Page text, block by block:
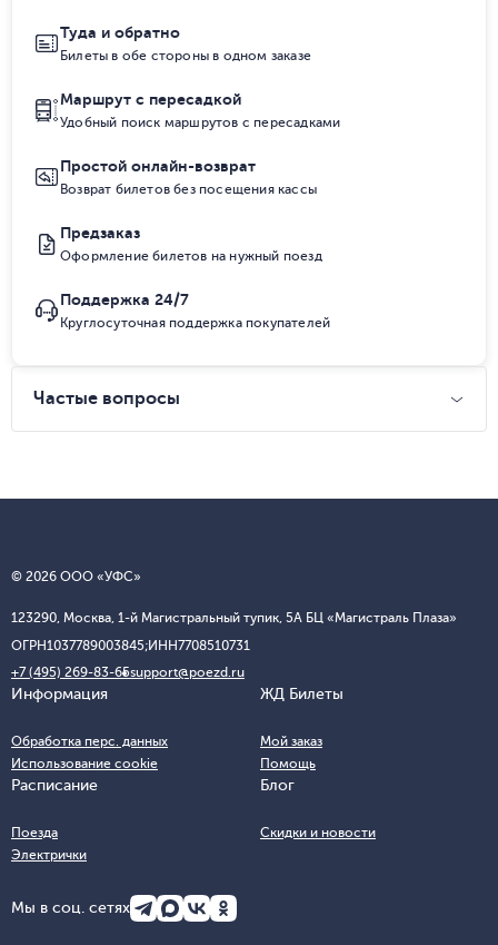
Туда и обратно
Билеты в обе стороны в одном заказе
Маршрут с пересадкой
Удобный поиск маршрутов с пересадками
Простой онлайн-возврат
Возврат билетов без посещения кассы
Предзаказ
Оформление билетов на нужный поезд
Поддержка 24/7
Круглосуточная поддержка покупателей
Частые вопросы
© 2026 ООО «УФС»
123290, Москва, 1-й Магистральный тупик, 5А БЦ «Магистраль Плаза»
ОГРН1037789003845;ИНН7708510731
+7 (495) 269-83-65support@poezd.ru
Информация
Обработка перс. данных
Использование cookie
ЖД Билеты
Мой заказ
Помощь
Расписание
Поезда
Электрички
Блог
Скидки и новости
Мы в соц. сетях